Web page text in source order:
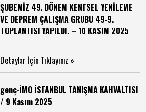
ŞUBEMİZ 49. DÖNEM KENTSEL YENİLEME
VE DEPREM ÇALIŞMA GRUBU 49-9.
TOPLANTISI YAPILDI. – 10 KASIM 2025
Detaylar İçin Tıklayınız »
genç-İMO İSTANBUL TANIŞMA KAHVALTISI
/ 9 Kasım 2025